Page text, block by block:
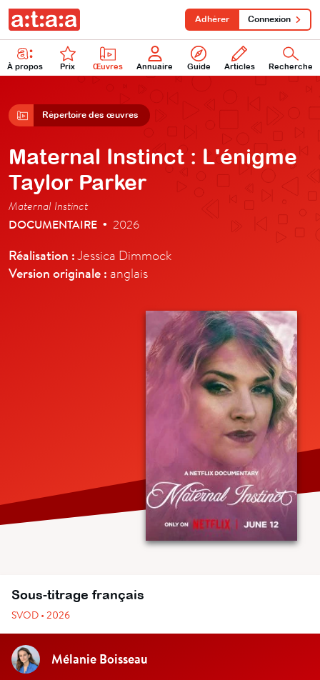
À propos Prix Œuvres Annuaire Guide Articles Recherche
Adhérer Connexion
Répertoire des œuvres
Maternal Instinct : L'énigme
Taylor Parker
Maternal Instinct
DOCUMENTAIRE • 2026
Réalisation :Jessica Dimmock
Version originale : anglais
Sous-titrage français
SVOD • 2026
Mélanie Boisseau